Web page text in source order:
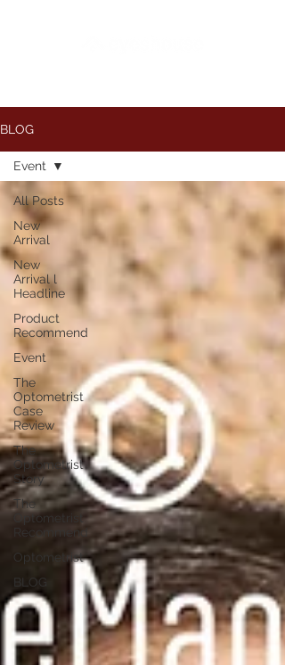
BLOG
All Posts
New
Arrival
New
Arrival l
Headline
Product
Recommend
Event
The
Optometrist
Case
Review
The
Optometrist
Story
The
Optometrist
Recommend
Optometrist
BLOG
Event